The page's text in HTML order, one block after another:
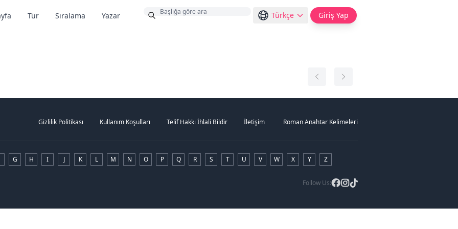
Tür Sıralama Yazar Türkçe Giriş Yap
Gizlilik Politikası Kullanım Koşulları Telif Hakkı İhlali Bildir İletişim Roman Anahtar Kelimeleri
G H I J K L M N O P Q R S T U V W X Y Z
Follow Us: